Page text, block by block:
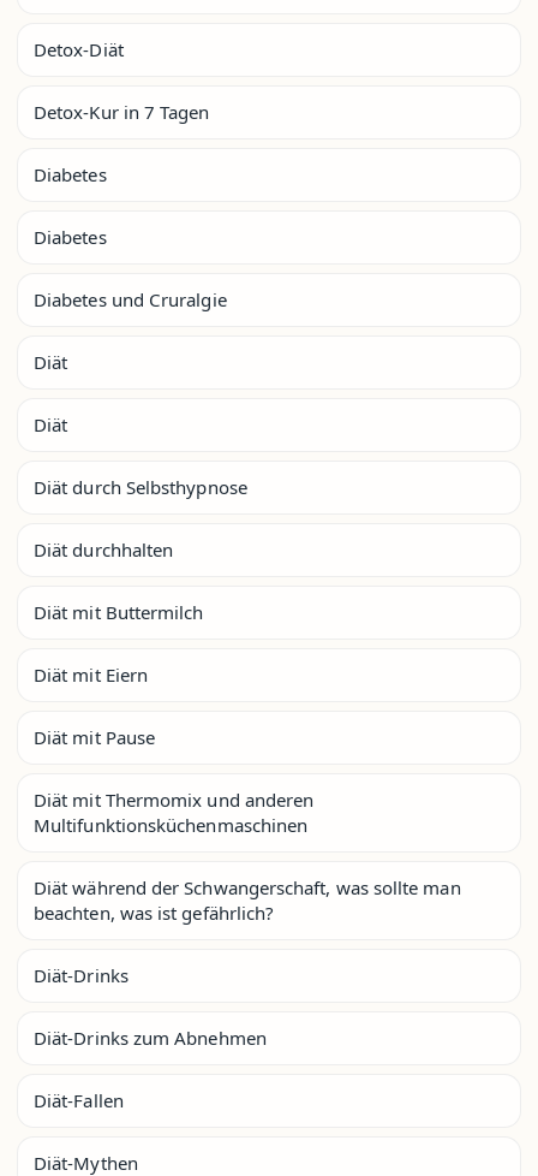
Detox-Diät
Detox-Kur in 7 Tagen
Diabetes
Diabetes
Diabetes und Cruralgie
Diät
Diät
Diät durch Selbsthypnose
Diät durchhalten
Diät mit Buttermilch
Diät mit Eiern
Diät mit Pause
Diät mit Thermomix und anderen
Multifunktionsküchenmaschinen
Diät während der Schwangerschaft, was sollte man
beachten, was ist gefährlich?
Diät-Drinks
Diät-Drinks zum Abnehmen
Diät-Fallen
Diät-Mythen